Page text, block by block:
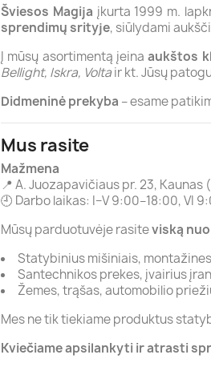
Šviesos Magija įkurta 1999 m.
sprendimų srityje, siūlydami
Į mūsų asortimentą įeinaaukštos
Bellight, Iskra, Voltair kt. Jūsų
Didmeninė prekyba – esame
Mus rasite
Mažmena
📍 A. Juozapavičiaus pr. 23,
🕘 Darbo laikas: I–V 9:00–18:00, VI
Mūsų parduotuvėje rasiteviską
Statybinius mišiniais,
Santechnikos prekes, įvairius
Žemes, trąšas, automobilio
Mes ne tik tiekiame produktus
Kviečiame apsilankyti ir atrasti